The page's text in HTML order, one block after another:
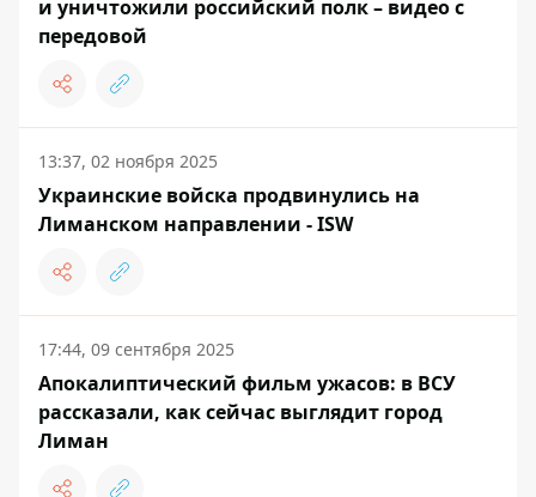
и уничтожили российский полк – видео с
передовой
13:37, 02 ноября 2025
Украинские войска продвинулись на
Лиманском направлении - ISW
17:44, 09 сентября 2025
Апокалиптический фильм ужасов: в ВСУ
рассказали, как сейчас выглядит город
Лиман